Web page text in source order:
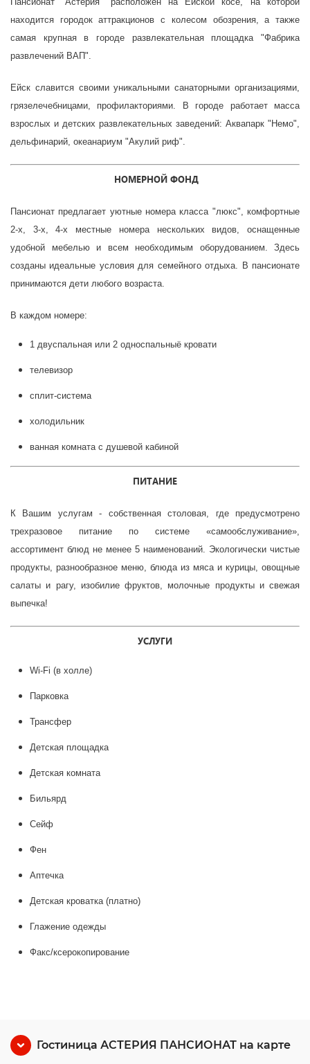
находится городок аттракционов с колесом обозрения, а также
самая крупная в городе развлекательная площадка "Фабрика
развлечений ВАП".
Ейск славится своими уникальными санаторными организациями,
грязелечебницами, профилакториями. В городе работает масса
взрослых и детских развлекательных заведений: Аквапарк "Немо",
дельфинарий, океанариум "Акулий риф".
НОМЕРНОЙ ФОНД
Пансионат предлагает уютные номера класса "люкс", комфортные
2-х, 3-х, 4-х местные номера нескольких видов, оснащенные
удобной мебелью и всем необходимым оборудованием. Здесь
созданы идеальные условия для семейного отдыха. В пансионате
принимаются дети любого возраста.
В каждом номере:
1 двуспальная или 2 односпальныё кровати
телевизор
сплит-система
холодильник
ванная комната с душевой кабиной
ПИТАНИЕ
К Вашим услугам - собственная столовая, где предусмотрено
трехразовое питание по системе «самообслуживание»,
ассортимент блюд не менее 5 наименований. Экологически чистые
продукты, разнообразное меню, блюда из мяса и курицы, овощные
салаты и рагу, изобилие фруктов, молочные продукты и свежая
выпечка!
УСЛУГИ
Wi-Fi (в холле)
Парковка
Трансфер
Детская площадка
Детская комната
Бильярд
Сейф
Фен
Аптечка
Детская кроватка (платно)
Глажение одежды
Факс/ксерокопирование
Гостиница АСТЕРИЯ ПАНСИОНАТ на карте